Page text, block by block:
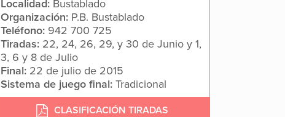
Localidad: Bustablado
Organización: P.B. Bustablado
Teléfono: 942 700 725
Tiradas: 22, 24, 26, 29, y 30 de Junio y 1,
3, 6 y 8 de Julio
Final: 22 de julio de 2015
Sistema de juego final: Tradicional
CLASIFICACIÓN TIRADAS